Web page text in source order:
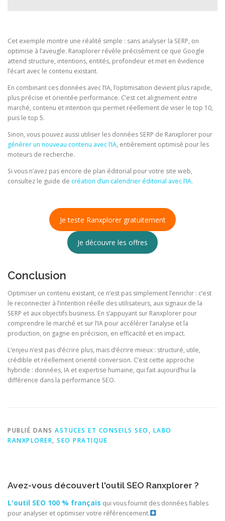
Cet exemple montre une réalité simple : sans analyser la SERP, on
optimise à l’aveugle. Ranxplorer révèle précisément ce que Google
attend structure, intentions, entités, profondeur et met en évidence
l’écart avec le contenu existant.
En combinant ces données avec l’IA, l’optimisation devient plus rapide,
plus précise et orientée performance. C’est cet alignement entre
marché, contenu et intention qui permet réellement de viser le top 10,
puis le top 5.
Sinon, vous pouvez aussi utiliser les données SERP de Ranxplorer pour
générer un nouveau contenu avec l’IA, entièrement optimisé pour les
moteurs de recherche.
Si vous n’avez pas encore de plan éditorial pour votre site web,
consultez le guide de création d’un calendrier éditorial avec l’IA.
Je teste Ranxplorer gratuitement
Je découvre les offres
Conclusion
Optimiser un contenu existant, ce n’est pas simplement l’enrichir : c’est
le reconnecter à l’intention réelle des utilisateurs, aux signaux de la
SERP et aux objectifs business. En s’appuyant sur Ranxplorer pour
comprendre le marché et sur l’IA pour accélérer l’analyse et la
production, on gagne en précision, en efficacité et en impact.
L’enjeu n’est pas d’écrire plus, mais d’écrire mieux : structuré, utile,
crédible et réellement orienté conversion. C’est cette approche
hybride : données, IA et expertise humaine, qui fait aujourd’hui la
différence dans la performance SEO.
PUBLIÉ DANS ASTUCES ET CONSEILS SEO , LABO
RANXPLORER, SEO PRATIQUE
Avez-vous découvert l'outil SEO Ranxplorer ?
L'outil SEO 100 % français qui vous fournit des données fiables
pour analyser et optimiser votre référencement.